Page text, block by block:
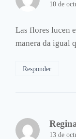
10 de
Las flores lucen
manera da igual
Responder
13 de